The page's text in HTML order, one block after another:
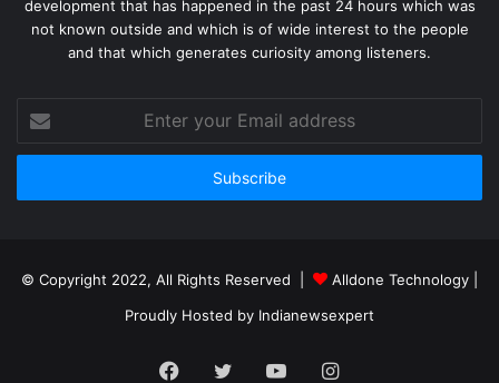
development that has happened in the past 24 hours which was
not known outside and which is of wide interest to the people
and that which generates curiosity among listeners.
your
Email
© Copyright 2022, All Rights Reserved | Alldone Technology
Proudly Hosted by Indianewsexpert
Facebook
Twitter YouTubeInstagram